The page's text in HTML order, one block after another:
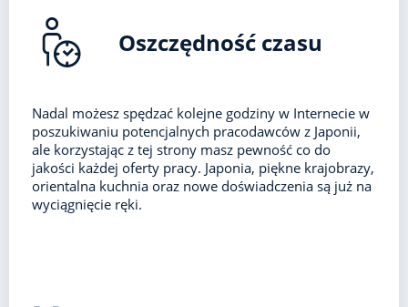
Oszczędność czasu
Nadal możesz spędzać kolejne godziny w Internecie w
poszukiwaniu potencjalnych pracodawców z Japonii,
ale korzystając z tej strony masz pewność co do
jakości każdej oferty pracy. Japonia, piękne krajobrazy,
orientalna kuchnia oraz nowe doświadczenia są już na
wyciągnięcie ręki.